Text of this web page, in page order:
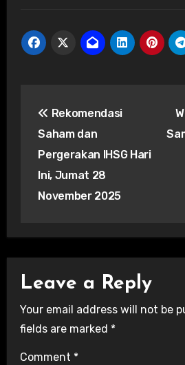
navigation
Rekomendasi
Saham dan
Pergerakan IHSG Hari
Ini, Jumat 28
November 2025
Leave a Reply
Your email address will not be
fields are marked *
Comment *